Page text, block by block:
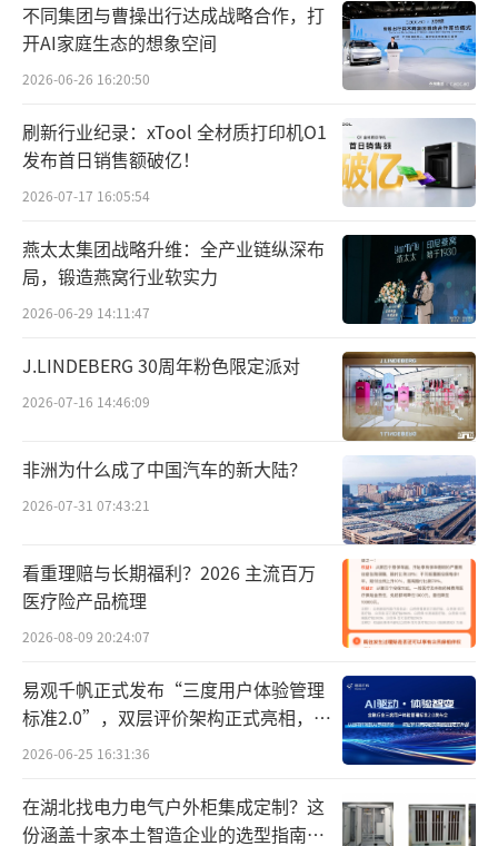
不同集团与曹操出行达成战略合作，打
开AI家庭生态的想象空间
2026-06-26 16:20:50
刷新行业纪录：xTool 全材质打印机O1
发布首日销售额破亿！
2026-07-17 16:05:54
燕太太集团战略升维：全产业链纵深布
局，锻造燕窝行业软实力
2026-06-29 14:11:47
J.LINDEBERG 30周年粉色限定派对
2026-07-16 14:46:09
非洲为什么成了中国汽车的新大陆？
2026-07-31 07:43:21
看重理赔与长期福利？2026 主流百万
医疗险产品梳理
2026-08-09 20:24:07
易观千帆正式发布“三度用户体验管理
标准2.0”，双层评价架构正式亮相，两
款专家智能体同步首发
2026-06-25 16:31:36
在湖北找电力电气户外柜集成定制？这
份涵盖十家本土智造企业的选型指南请